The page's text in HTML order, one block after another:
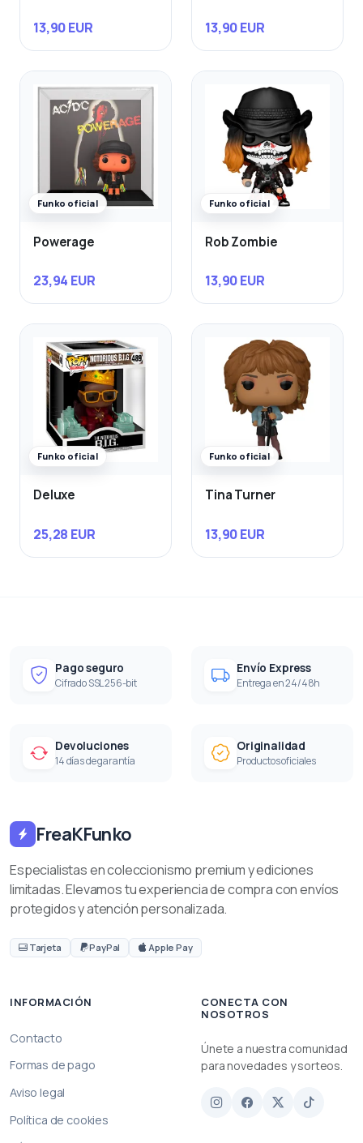
13,90 EUR 13,90 EUR
Funko oficial
Powerage
23,94 EUR
Funko oficial
Rob Zombie
13,90 EUR
Funko oficial
Deluxe
25,28 EUR
Funko oficial
Tina Turner
13,90 EUR
Pago seguro
Cifrado SSL 256-bit
Envío Express
Entrega en 24/48h
Devoluciones
14 días de garantía
Originalidad
Productos oficiales
FreaKFunko
Especialistas en coleccionismo premium y ediciones
limitadas. Elevamos tu experiencia de compra con envíos
protegidos y atención personalizada.
Tarjeta PayPal Apple Pay
INFORMACIÓN
Contacto
Formas de pago
Aviso legal
Política de cookies
CONECTA CON
NOSOTROS
Únete a nuestra comunidad
para novedades y sorteos.